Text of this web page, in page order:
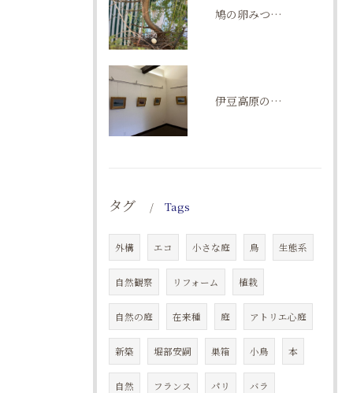
鳩の卵みつけた！
伊豆高原の五月祭。ギャラリーゆるメゾン。
タグ Tags
外構 エコ 小さな庭 鳥 生態系
自然観察 リフォーム 植栽
自然の庭 在来種 庭 アトリエ心庭
新築 堀部安嗣 巣箱 小鳥 本
自然 フランス パリ バラ